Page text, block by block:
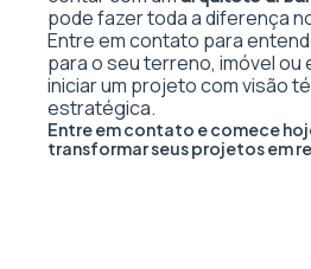
pode fazer toda a diferença
Entre em contato para
para o seu terreno, imóvel
iniciar um projeto com visão
estratégica.
Entre em contato e comece
transformar seus projetos em